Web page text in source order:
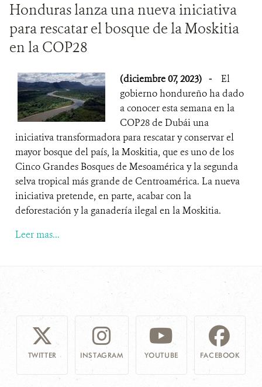
Honduras lanza una nueva iniciativa
para rescatar el bosque de la Moskitia
en la COP28
(diciembre 07, 2023) -
El
gobierno hondureño ha dado
a conocer esta semana en la
COP28 de Dubái una
iniciativa transformadora para rescatar y conservar el
mayor bosque del país, la Moskitia, que es uno de los
Cinco Grandes Bosques de Mesoamérica y la segunda
selva tropical más grande de Centroamérica. La nueva
iniciativa pretende, en parte, acabar con la
deforestación y la ganadería ilegal en la Moskitia.
Leer mas...
TWITTER INSTAGRAM YOUTUBE FACEBOOK